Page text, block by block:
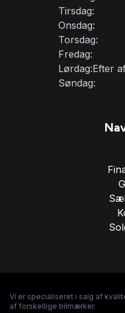
Tirsdag:
Onsdag:
Torsdag:
Fredag:
Lørdag:Efter
Søndag:
Vi er specialiseret i salg af
af forskellige bilmærker.